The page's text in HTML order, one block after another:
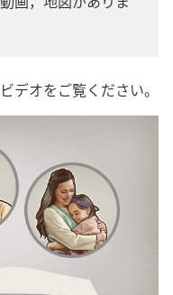
ビデオをご覧ください。